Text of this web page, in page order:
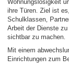
Wohnungslosigkeit
ihre Türen. Ziel ist
Schulklassen,
Arbeit der Dienste
sichtbar zu machen.
Mit einem
Einrichtungen zum